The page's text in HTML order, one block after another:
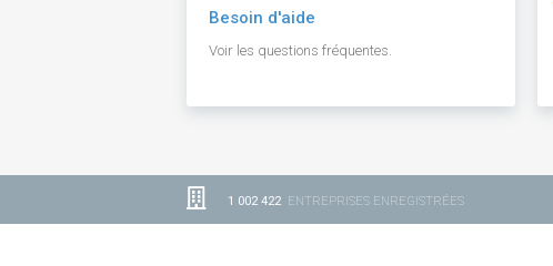
Besoin d'aide
Voir les questions fréquentes.
1 002 422ENTREPRISES ENREGISTRÉES